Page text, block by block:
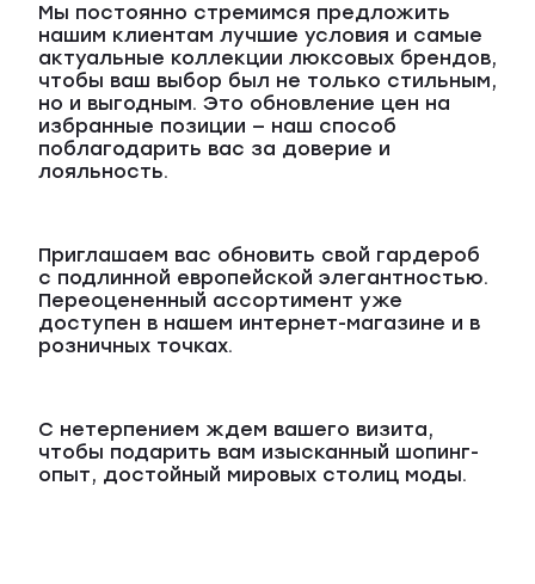
Мы постоянно стремимся предложить
нашим клиентам лучшие условия и самые
актуальные коллекции люксовых брендов,
чтобы ваш выбор был не только стильным,
но и выгодным. Это обновление цен на
избранные позиции — наш способ
поблагодарить вас за доверие и
лояльность.
Приглашаем вас обновить свой гардероб
с подлинной европейской элегантностью.
Переоцененный ассортимент уже
доступен в нашем интернет-магазине и в
розничных точках.
С нетерпением ждем вашего визита,
чтобы подарить вам изысканный шопинг-
опыт, достойный мировых столиц моды.